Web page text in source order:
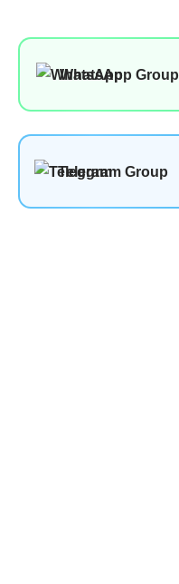
WhatsApp Group
Telegram Group